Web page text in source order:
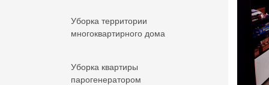
Уборка территории
многоквартирного дома
Уборка квартиры
парогенератором